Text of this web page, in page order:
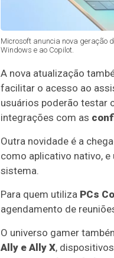
Microsoft anuncia nova geração
Windows e ao Copilot.
A nova atualização
facilitar o acesso ao
usuários poderão testar
integrações com as
Outra novidade é a
como aplicativo nativo,
sistema.
Para quem utiliza PCs
agendamento de
O universo gamer
Ally e Ally X,